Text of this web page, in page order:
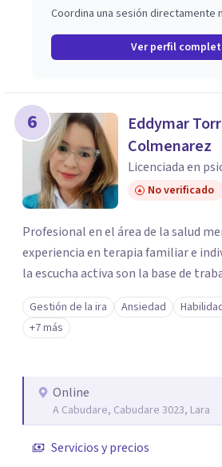
Coordina una sesión directamente
Ver perfil
6
Eddymar
Colmenarez
Licenciada en
No verificado
Profesional en el área de la salud
experiencia en terapia familiar e
la escucha activa son la base de
Gestión de la ira Ansiedad
+7 más
Online
A Cabudare, Cabudare 3023, Lara
Servicios y precios